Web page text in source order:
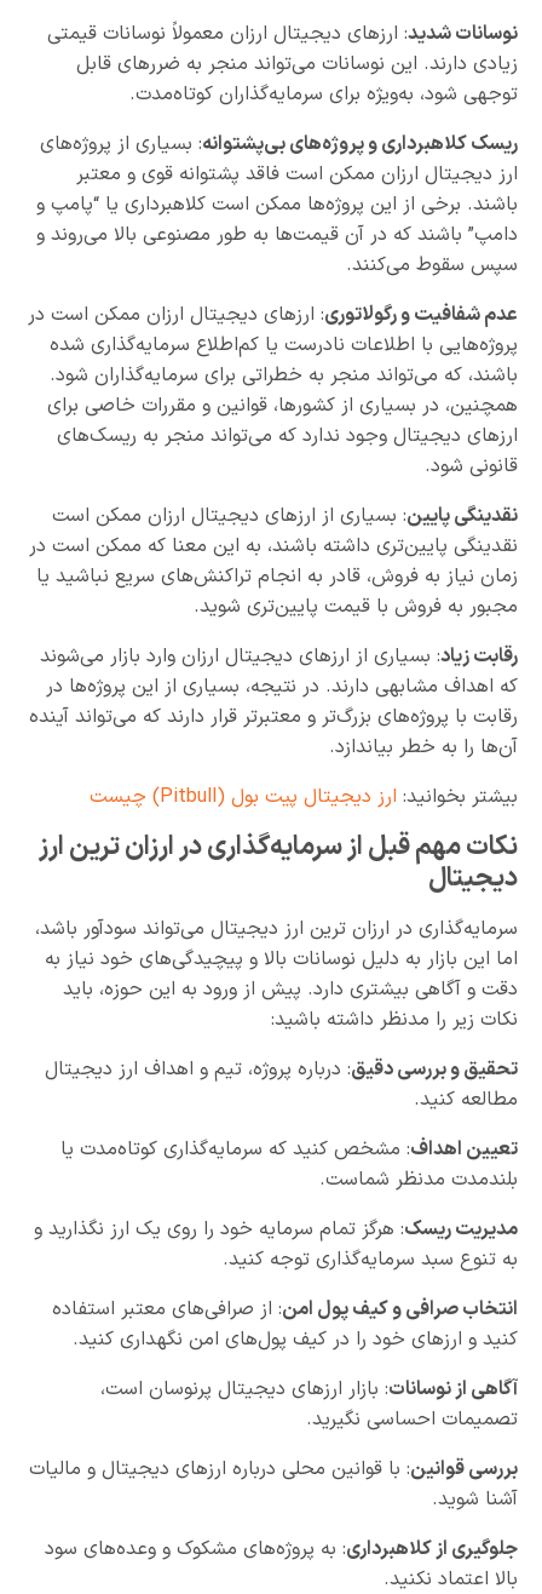
نوسانات شدید: ارزهای دیجیتال ارزان معمولاً نوسانات قیمتی
زیادی دارند. این نوسانات می‌تواند منجر به ضررهای قابل
توجهی شود، به‌ویژه برای سرمایه‌گذاران کوتاه‌مدت.
ریسک کلاهبرداری و پروژه‌های بی‌پشتوانه: بسیاری از پروژه‌های
ارز دیجیتال ارزان ممکن است فاقد پشتوانه قوی و معتبر
باشند. برخی از این پروژه‌ها ممکن است کلاهبرداری یا “پامپ و
دامپ” باشند که در آن قیمت‌ها به طور مصنوعی بالا می‌روند و
سپس سقوط می‌کنند.
عدم شفافیت و رگولاتوری: ارزهای دیجیتال ارزان ممکن است در
پروژه‌هایی با اطلاعات نادرست یا کم‌اطلاع سرمایه‌گذاری شده
باشند، که می‌تواند منجر به خطراتی برای سرمایه‌گذاران شود.
همچنین، در بسیاری از کشورها، قوانین و مقررات خاصی برای
ارزهای دیجیتال وجود ندارد که می‌تواند منجر به ریسک‌های
قانونی شود.
نقدینگی پایین: بسیاری از ارزهای دیجیتال ارزان ممکن است
نقدینگی پایین‌تری داشته باشند، به این معنا که ممکن است در
زمان نیاز به فروش، قادر به انجام تراکنش‌های سریع نباشید یا
مجبور به فروش با قیمت پایین‌تری شوید.
رقابت زیاد: بسیاری از ارزهای دیجیتال ارزان وارد بازار می‌شوند
که اهداف مشابهی دارند. در نتیجه، بسیاری از این پروژه‌ها در
رقابت با پروژه‌های بزرگ‌تر و معتبرتر قرار دارند که می‌تواند آینده
آن‌ها را به خطر بیاندازد.
بیشتر بخوانید: ارز دیجیتال پیت بول (Pitbull) چیست
نکات مهم قبل از سرمایه‌گذاری در ارزان ترین ارز
دیجیتال
سرمایه‌گذاری در ارزان ترین ارز دیجیتال می‌تواند سودآور باشد،
اما این بازار به دلیل نوسانات بالا و پیچیدگی‌های خود نیاز به
دقت و آگاهی بیشتری دارد. پیش از ورود به این حوزه، باید
نکات زیر را مدنظر داشته باشید:
تحقیق و بررسی دقیق: درباره پروژه، تیم و اهداف ارز دیجیتال
مطالعه کنید.
تعیین اهداف: مشخص کنید که سرمایه‌گذاری کوتاه‌مدت یا
بلندمدت مدنظر شماست.
مدیریت ریسک: هرگز تمام سرمایه خود را روی یک ارز نگذارید و
به تنوع سبد سرمایه‌گذاری توجه کنید.
انتخاب صرافی و کیف پول امن: از صرافی‌های معتبر استفاده
کنید و ارزهای خود را در کیف پول‌های امن نگهداری کنید.
آگاهی از نوسانات: بازار ارزهای دیجیتال پرنوسان است،
تصمیمات احساسی نگیرید.
بررسی قوانین: با قوانین محلی درباره ارزهای دیجیتال و مالیات
آشنا شوید.
جلوگیری از کلاهبرداری: به پروژه‌های مشکوک و وعده‌های سود
بالا اعتماد نکنید.